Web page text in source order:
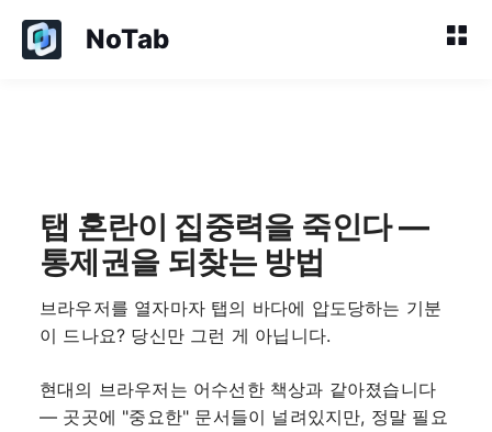
NoTab
탭 혼란이 집중력을 죽인다 —
통제권을 되찾는 방법
브라우저를 열자마자 탭의 바다에 압도당하는 기분
이 드나요? 당신만 그런 게 아닙니다.
현대의 브라우저는 어수선한 책상과 같아졌습니다
— 곳곳에 "중요한" 문서들이 널려있지만, 정말 필요